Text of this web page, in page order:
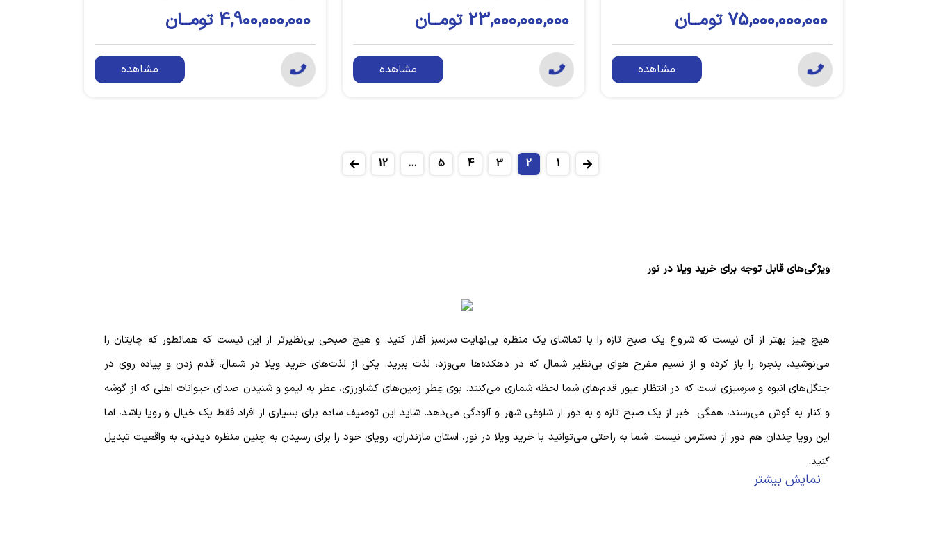
75,000,000,000 تومــان
مشاهده
23,000,000,000 تومــان
مشاهده
4,900,000,000 تومــان
مشاهده
1
2
3
4
5
...
12
ویژگی‌های قابل توجه برای خرید ویلا در نور
هیچ چیز بهتر از آن نیست که شروع یک صبح تازه را با تماشای یک منظره بی‌نهایت سرسبز آغاز کنید. و هیچ صبحی بی‌نظیرتر از این نیست که همانطور که چایتان را
می‌نوشید، پنجره را باز کرده و از نسیم مفرح هوای بی‌نظیر شمال که در دهکده‌ها می‌وزد، لذت ببرید. یکی از لذت‌های خرید ویلا در شمال، قدم زدن و پیاده روی در
جنگل‌های انبوه و سرسبزی است که در انتظار عبور قدم‌های شما لحظه شماری می‌کنند. بوی عِطر زمین‌های کشاورزی، عطر به لیمو و شنیدن صدای حیوانات اهلی که از گوشه
و کنار به گوش می‌رسند، همگی خبر از یک صبح تازه و به دور از شلوغی شهر و آلودگی می‌دهد. شاید این توصیف ساده برای بسیاری از افراد فقط یک خیال و رویا باشد، اما
این رویا چندان هم دور از دسترس نیست. شما به راحتی می‌توانید با خرید ویلا در نور، استان مازندران، رویای خود را برای رسیدن به چنین منظره دیدنی، به واقعیت تبدیل
کنید.
نمایش بیشتر